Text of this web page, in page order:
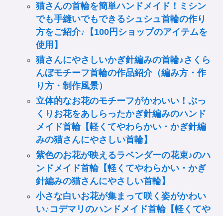
猫さんの首輪を簡単ハンドメイド！ミシン
でも手縫いでもできるシュシュ首輪の作り
方をご紹介♪【100円ショップのアイテムを
使用】
猫さんにやさしいかぎ針編みの首輪♪さくら
んぼモチーフ首輪の作品紹介（編み方・作
り方・制作風景）
立体的なお花のモチーフがかわいい！ぷっ
くりお花をあしらったかぎ針編みのハンド
メイド首輪【軽くてやわらかい・かぎ針編
みの猫さんにやさしい首輪】
紫色のお花が映えるラベンダーの花束♪のハ
ンドメイド首輪【軽くてやわらかい・かぎ
針編みの猫さんにやさしい首輪】
小さな白いお花が集まって咲く姿がかわい
い♪コデマリのハンドメイド首輪【軽くてや